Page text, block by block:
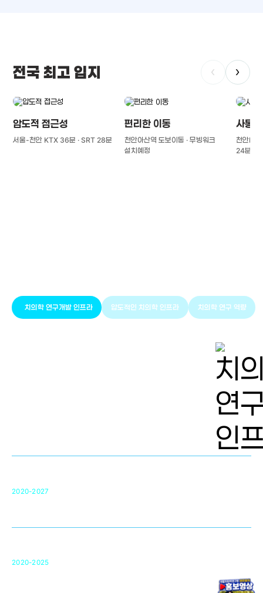
전국 최고 입지 ‹ ›
압도적 접근성
서울-천안 KTX 36분 · SRT 28분
편리한 이동
천안아산역 도보이동 · 무빙워크
설치예정
사통
천안IC(
24분
치의학 연구개발 인프라 압도적인 치의학 인프라 치의학 연구 역량
2020-2027
2020-2025
미국 베크만연구소